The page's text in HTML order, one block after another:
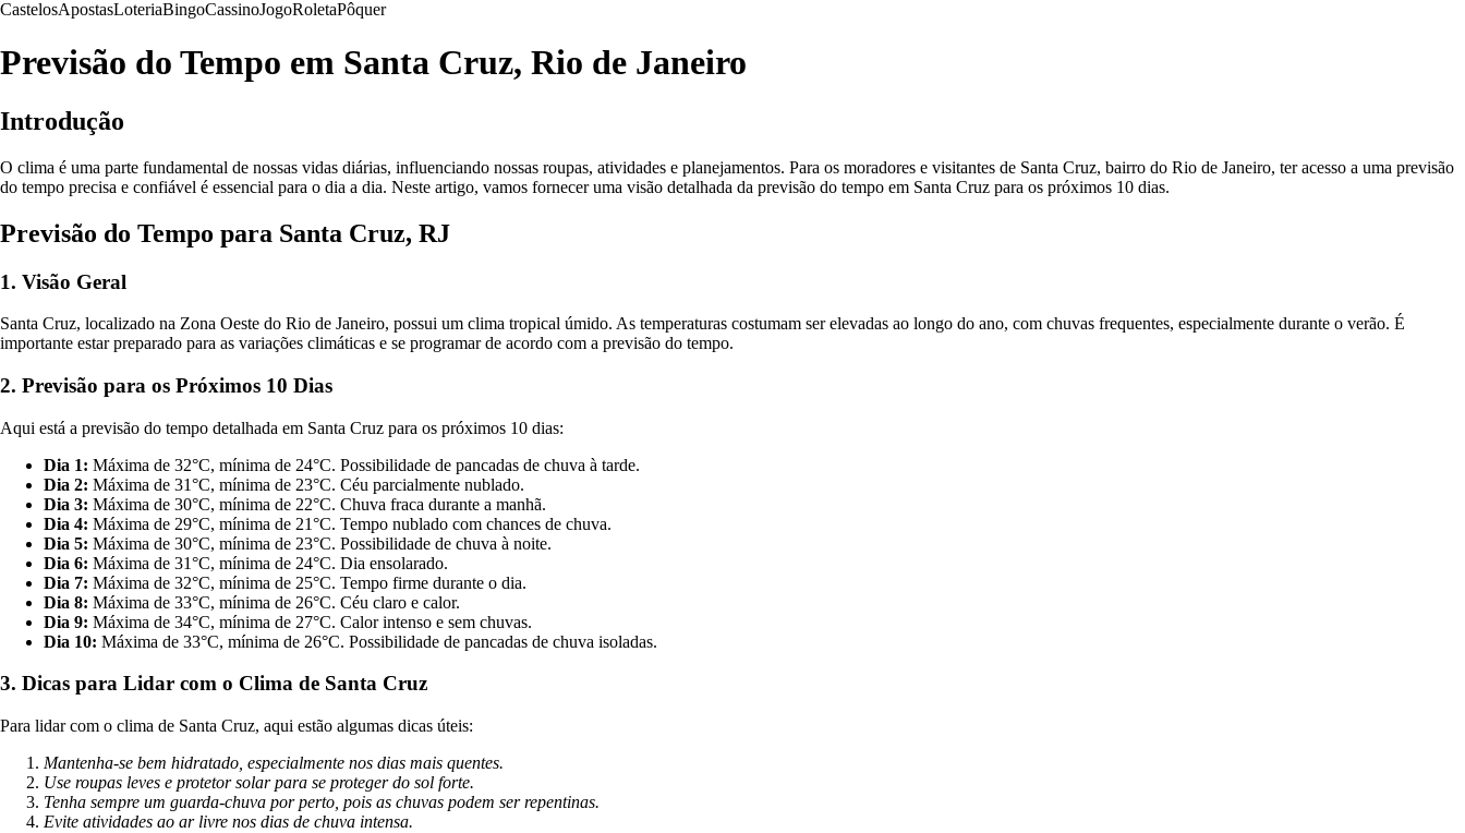
CastelosApostasLoteriaBingoCassinoJogoRoletaPôquer
Previsão do Tempo em Santa Cruz, Rio de Janeiro
Introdução
O clima é uma parte fundamental de nossas vidas diárias, influenciando nossas roupas, atividades e planejamentos. Para os moradores e visitantes de Santa Cruz, bairro do Rio de Janeiro, ter acesso a uma previsão
do tempo precisa e confiável é essencial para o dia a dia. Neste artigo, vamos fornecer uma visão detalhada da previsão do tempo em Santa Cruz para os próximos 10 dias.
Previsão do Tempo para Santa Cruz, RJ
1. Visão Geral
Santa Cruz, localizado na Zona Oeste do Rio de Janeiro, possui um clima tropical úmido. As temperaturas costumam ser elevadas ao longo do ano, com chuvas frequentes, especialmente durante o verão. É
importante estar preparado para as variações climáticas e se programar de acordo com a previsão do tempo.
2. Previsão para os Próximos 10 Dias
Aqui está a previsão do tempo detalhada em Santa Cruz para os próximos 10 dias:
Dia 1: Máxima de 32°C, mínima de 24°C. Possibilidade de pancadas de chuva à tarde.
Dia 2: Máxima de 31°C, mínima de 23°C. Céu parcialmente nublado.
Dia 3: Máxima de 30°C, mínima de 22°C. Chuva fraca durante a manhã.
Dia 4: Máxima de 29°C, mínima de 21°C. Tempo nublado com chances de chuva.
Dia 5: Máxima de 30°C, mínima de 23°C. Possibilidade de chuva à noite.
Dia 6: Máxima de 31°C, mínima de 24°C. Dia ensolarado.
Dia 7: Máxima de 32°C, mínima de 25°C. Tempo firme durante o dia.
Dia 8: Máxima de 33°C, mínima de 26°C. Céu claro e calor.
Dia 9: Máxima de 34°C, mínima de 27°C. Calor intenso e sem chuvas.
Dia 10: Máxima de 33°C, mínima de 26°C. Possibilidade de pancadas de chuva isoladas.
3. Dicas para Lidar com o Clima de Santa Cruz
Para lidar com o clima de Santa Cruz, aqui estão algumas dicas úteis:
Mantenha-se bem hidratado, especialmente nos dias mais quentes.
Use roupas leves e protetor solar para se proteger do sol forte.
Tenha sempre um guarda-chuva por perto, pois as chuvas podem ser repentinas.
Evite atividades ao ar livre nos dias de chuva intensa.